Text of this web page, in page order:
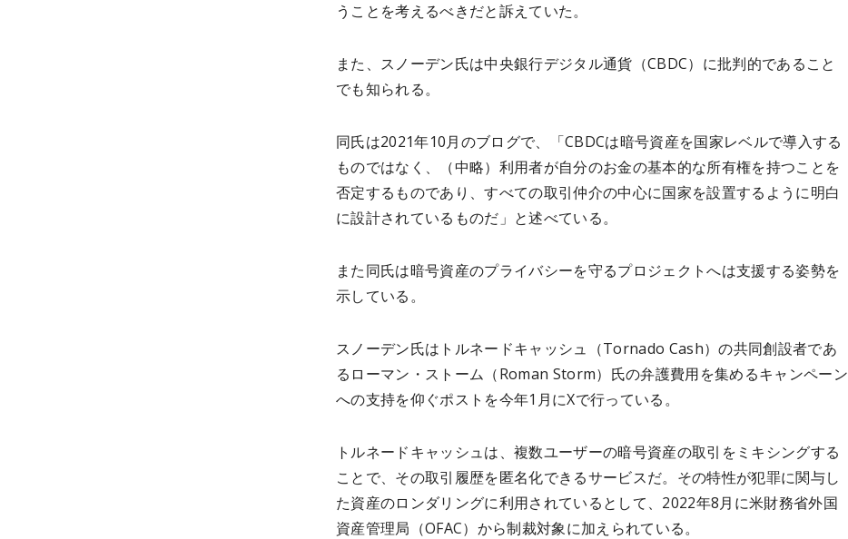
うことを考えるべきだと訴えていた。
また、スノーデン氏は中央銀行デジタル通貨（CBDC）に批判的であること
でも知られる。
同氏は2021年10月のブログで、「CBDCは暗号資産を国家レベルで導入する
ものではなく、（中略）利用者が自分のお金の基本的な所有権を持つことを
否定するものであり、すべての取引仲介の中心に国家を設置するように明白
に設計されているものだ」と述べている。
また同氏は暗号資産のプライバシーを守るプロジェクトへは支援する姿勢を
示している。
スノーデン氏はトルネードキャッシュ（Tornado Cash）の共同創設者であ
るローマン・ストーム（Roman Storm）氏の弁護費用を集めるキャンペーン
への支持を仰ぐポストを今年1月にXで行っている。
トルネードキャッシュは、複数ユーザーの暗号資産の取引をミキシングする
ことで、その取引履歴を匿名化できるサービスだ。その特性が犯罪に関与し
た資産のロンダリングに利用されているとして、2022年8月に米財務省外国
資産管理局（OFAC）から制裁対象に加えられている。